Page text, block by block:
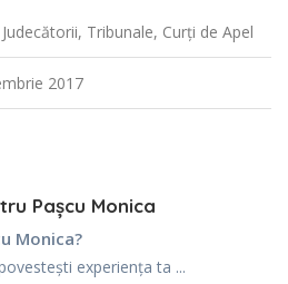
Tribunale, Curţi de Apel
2017
Pașcu Monica
Monica?
experiența ta ...